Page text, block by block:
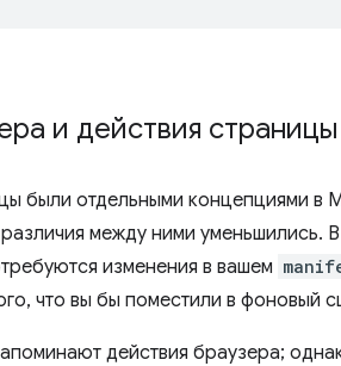
и действия
были отдельными концепциями в
между ними уменьшились.
изменения в вашем
что вы бы поместили в фоновый
действия браузера;